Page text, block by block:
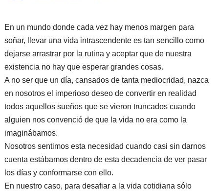
En un mundo donde cada vez hay menos margen para
soñar, llevar una vida intrascendente es tan sencillo como
dejarse arrastrar por la rutina y aceptar que de nuestra
existencia no hay que esperar grandes cosas.
A no ser que un día, cansados de tanta mediocridad, nazca
en nosotros el imperioso deseo de convertir en realidad
todos aquellos sueños que se vieron truncados cuando
alguien nos convenció de que la vida no era como la
imaginábamos.
Nosotros sentimos esta necesidad cuando casi sin darnos
cuenta estábamos dentro de esta decadencia de ver pasar
los días y conformarse con ello.
En nuestro caso, para desafiar a la vida cotidiana sólo